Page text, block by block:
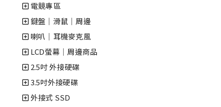
電競專區
鍵盤｜滑鼠｜周邊
喇叭｜耳機麥克風
LCD螢幕│周邊商品
2.5吋 外接硬碟
3.5吋外接硬碟
外接式 SSD